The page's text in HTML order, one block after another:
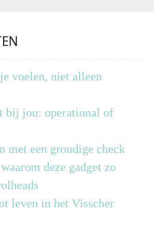
voelen, niet alleen
bij jou: operational of
met een grondige check
deze gadget zo
leven in het Visscher